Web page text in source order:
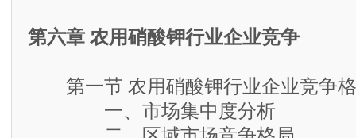
第六章 农用硝酸钾行业企业竞争
第一节 农用硝酸钾行业企业竞争
一、市场集中度分析